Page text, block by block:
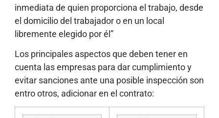
inmediata de quien proporciona el trabajo, desde
el domicilio del trabajador o en un local
libremente elegido por él”
Los principales aspectos que deben tener en
cuenta las empresas para dar cumplimiento y
evitar sanciones ante una posible inspección son
entro otros, adicionar en el contrato: